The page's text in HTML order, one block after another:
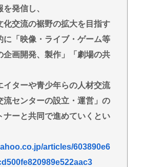
た方がいいのか？
互RSS
発信し、
化交流の裾野の拡大を目指す
に「映像・ライブ・ゲーム等
企画開発、製作」「劇場の共
イターや青少年らの人材交流
流センターの設立・運営」の
ナーと共同で進めていくとい
articles/603890e6